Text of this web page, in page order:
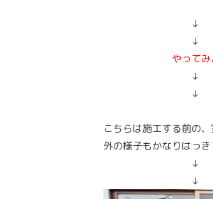
↓
↓
やって
↓
↓
こちらは施工する前の
外の様子もかなりはっき
↓
↓